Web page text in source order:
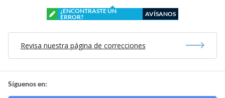
¿ENCONTRASTE UN
ERROR?
AVÍSANOS
Revisa nuestra página de correcciones
Síguenos en: